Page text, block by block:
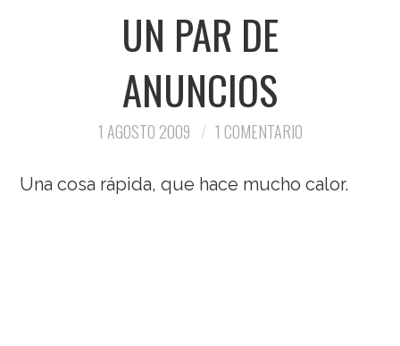
MIS VIAJESUN PAR DE
ANUNCIOS
1 AGOSTO 2009 1 COMENTARIO
Una cosa rápida, que hace mucho calor.